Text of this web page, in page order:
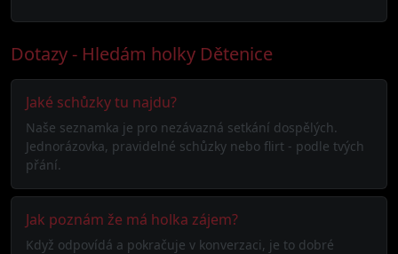
Dotazy - Hledám holky Dětenice
Jaké schůzky tu najdu?
Naše seznamka je pro nezávazná setkání dospělých.
Jednorázovka, pravidelné schůzky nebo flirt - podle tvých
přání.
Jak poznám že má holka zájem?
Když odpovídá a pokračuje v konverzaci, je to dobré